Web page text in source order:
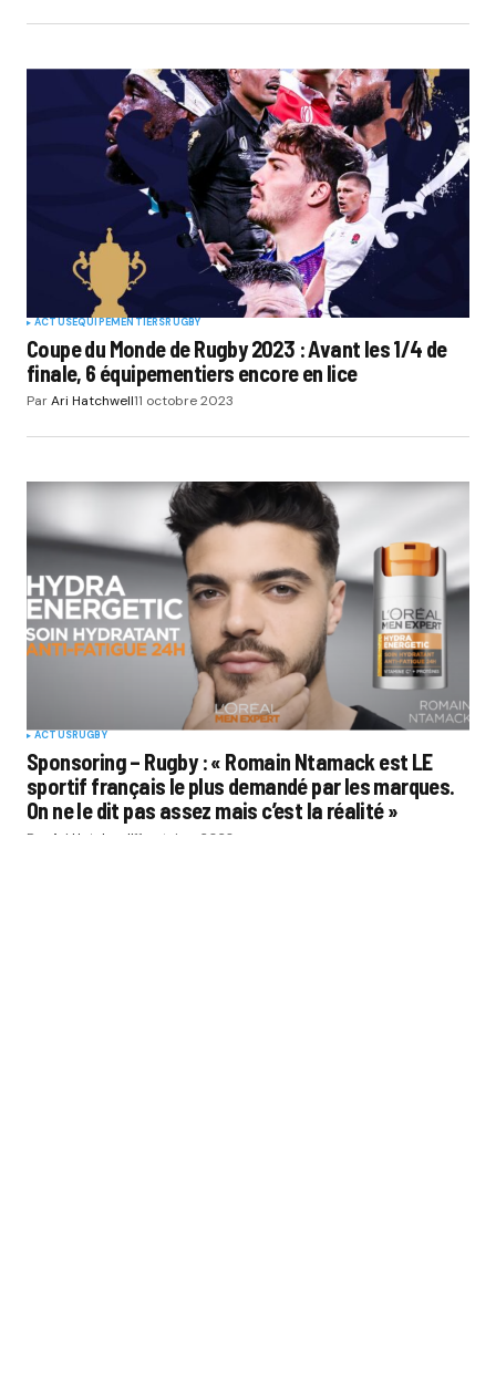
ACTUSEQUIPEMENTIERSRUGBY
Coupe du Monde de Rugby 2023 : Avant les 1/4 de
finale, 6 équipementiers encore en lice
ParAri Hatchwell11 octobre 2023
ACTUSRUGBY
Sponsoring – Rugby : « Romain Ntamack est LE
sportif français le plus demandé par les marques.
On ne le dit pas assez mais c’est la réalité »
Par Ari Hatchwell11 octobre 2023